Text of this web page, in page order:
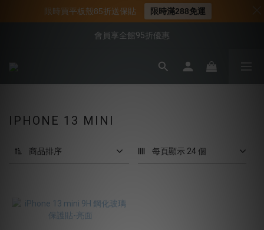
📍新客首購現折$50｜加入會員立即領取
📌年中下殺 手機殼3折起
會員享全館95折優惠
📍新客首購現折$50｜加入會員立即領取
IPHONE 13 MINI
商品排序 每頁顯示 24 個
限時買平板殼85折送保貼 限時滿288免運